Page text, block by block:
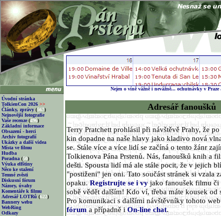
Úvodní stránka
TolkienCon 2026 >>
Články, zprávy (567)
Nejnovější fotografie
Vaše recenze (496)
Základní informace
Obsazení - herci
Archiv fotografií
Ukázky a další videa
Místa ve filmu
Hudba
Poradna (50)
Výuka elfštiny
Něco ke stažení
Temné zvěsti
Diskusní fórum
Názory, úvahy
Komentáře k filmu
Adresář LOTRů (622)
Bannery webu
WebRing
Odkazy
Nejen o víně vážně i nevážně... ochutnávky v
Adresář fanoušků
Terry Pratchett prohlásil při návštěvě Prahy, že
kin dopadne na naše hlavy jako kladivo nová
se. Stále více a více lidí se začíná o tento žánr
Tolkienova Pána Prstenů. Nás, fanoušků knih a
dešti. Spousta lidí má ale stále pocit, že v jejich
"postiženi" jen oni. Tato součást stránek si vzala
opaku.Registrujte se i vyjako fanoušek filmu či
sobě vědět dalším! Kdo ví, třeba máte kousek od
Pro komunikaci s dalšími návštěvníky tohoto
fóruma případně iOn-line chat.